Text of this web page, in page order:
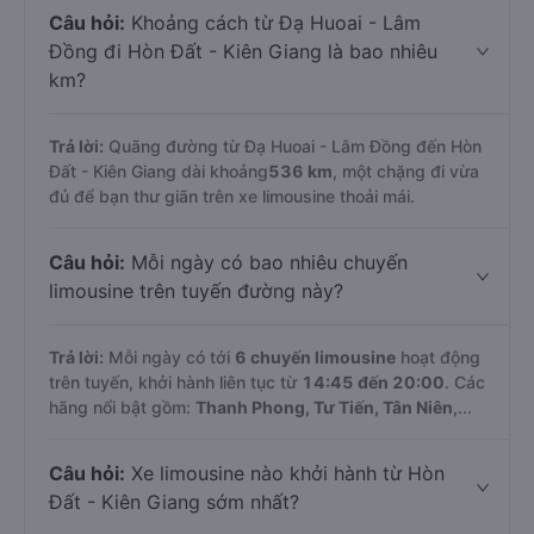
Câu hỏi: Khoảng cách từ Đạ Huoai - Lâm
Đồng đi Hòn Đất - Kiên Giang là bao nhiêu
km?
Trả lời: Quãng đường từ Đạ Huoai - Lâm Đồng đến Hòn
Đất - Kiên Giang dài khoảng536 km , một chặng đi vừa
đủ để bạn thư giãn trên xe limousine thoải mái.
Câu hỏi: Mỗi ngày có bao nhiêu chuyến
limousine trên tuyến đường này?
Trả lời: Mỗi ngày có tới 6 chuyến limousine hoạt động
trên tuyến, khởi hành liên tục từ 14:45 đến 20:00. Các
hãng nổi bật gồm: Thanh Phong, Tư Tiến, Tân Niên ,...
Câu hỏi: Xe limousine nào khởi hành từ Hòn
Đất - Kiên Giang sớm nhất?